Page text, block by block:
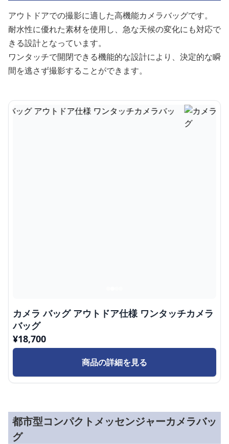
アウトドアでの撮影に適した高機能カメラバッグです。
耐水性に優れた素材を使用し、急な天候の変化にも対応で
きる設計となっています。
ワンタッチで開閉できる機能的な設計により、決定的な瞬
間を逃さず撮影することができます。
カメラ バッグ アウトドア仕様 ワンタッチカメラ
バッグ
¥18,700
商品の詳細を見る
都市型コンパクトメッセンジャーカメラバッ
グ